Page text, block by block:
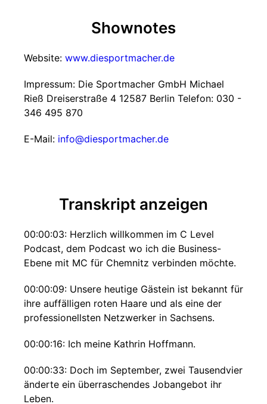
Shownotes
Website: www.diesportmacher.de
Impressum: Die Sportmacher GmbH Michael
Rieß Dreiserstraße 4 12587 Berlin Telefon: 030 -
346 495 870
E-Mail: info@diesportmacher.de
Transkript anzeigen
00:00:03: Herzlich willkommen im C Level
Podcast, dem Podcast wo ich die Business-
Ebene mit MC für Chemnitz verbinden möchte.
00:00:09: Unsere heutige Gästein ist bekannt für
ihre auffälligen roten Haare und als eine der
professionellsten Netzwerker in Sachsens.
00:00:16: Ich meine Kathrin Hoffmann.
00:00:33: Doch im September, zwei Tausendvier
änderte ein überraschendes Jobangebot ihr
Leben.